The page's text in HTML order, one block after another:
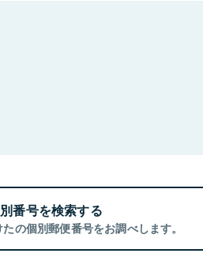
番号を検索する
の個別郵便番号をお調べします。